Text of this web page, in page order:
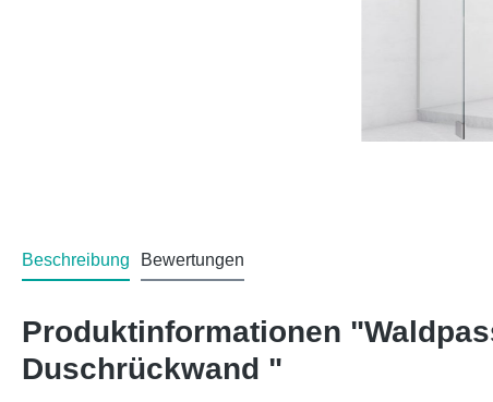
Beschreibung Bewertungen
Produktinformationen
Duschrückwand "